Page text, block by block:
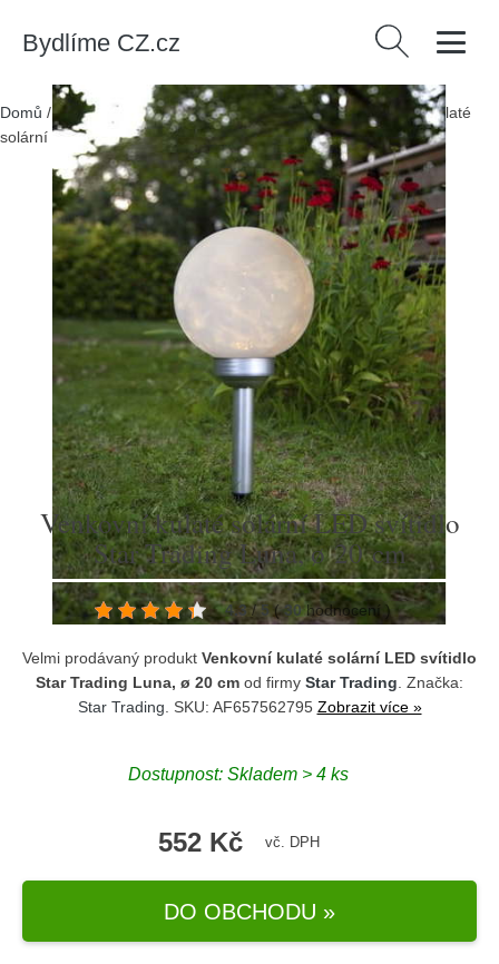
Bydlíme CZ.cz Vyhledávání
Domů /Produkty/ > Svítidla > Venkovní osvětlení/ Venkovní kulaté
solární LED svítidlo Star Trading Luna, ø 20 cm
Venkovní kulaté solární LED svítidlo
Star Trading Luna, ø 20 cm
4.3 / 5 ( 30 hodnocení )
Velmi prodávaný produkt Venkovní kulaté solární LED svítidlo
Star Trading Luna, ø 20 cm od firmy Star Trading . Značka:
Star Trading . SKU: AF657562795 Zobrazit více »
Dostupnost: Skladem > 4 ks
552 Kč vč. DPH
DO OBCHODU »